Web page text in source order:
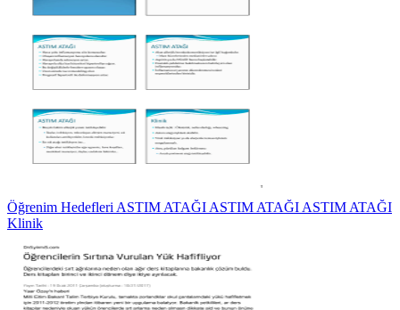
Öğrenim Hedefleri ASTIM ATAĞI ASTIM ATAĞI ASTIM ATAĞI
Klinik